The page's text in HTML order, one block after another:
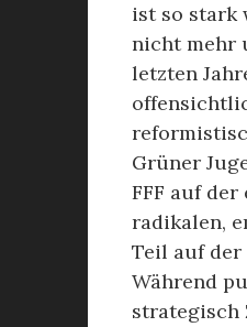
ist so stark
nicht mehr
letzten
Grüner
FFF auf
radikalen,
Teil auf der
Während
strategisch